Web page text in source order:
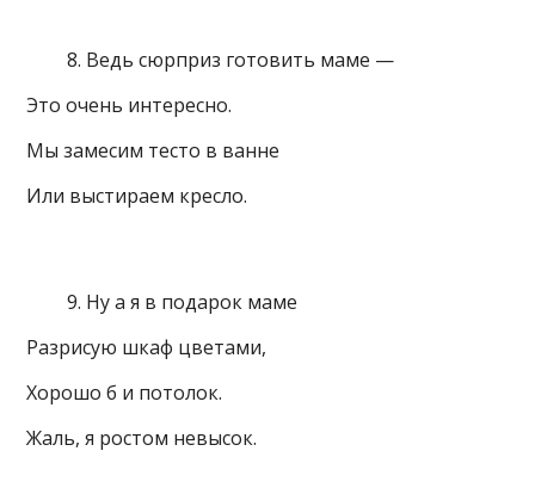
Ведь сюрприз готовить маме —
Это очень интересно.
Мы замесим тесто в ванне
Или выстираем кресло.
Ну а я в подарок маме
Разрисую шкаф цветами,
Хорошо б и потолок.
Жаль, я ростом невысок.